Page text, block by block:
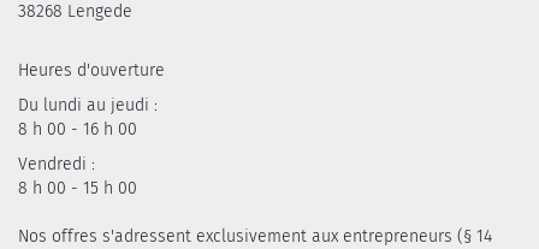
38268 Lengede
Heures d'ouverture
Du lundi au jeudi :
8 h 00 - 16 h 00
Vendredi :
8 h 00 - 15 h 00
Nos offres s'adressent exclusivement aux entrepreneurs (§ 14